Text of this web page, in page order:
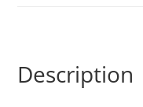
Description